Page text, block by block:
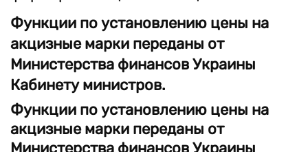
Функции по установлению цены на
акцизные марки переданы от
Министерства финансов Украины
Кабинету министров.
Функции по установлению цены на
акцизные марки переданы от
Министерства финансов Украины